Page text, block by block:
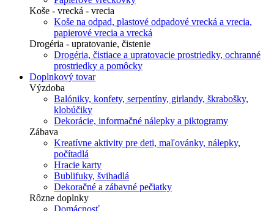
Koše - vrecká - vrecia
Koše na odpad, plastové odpadové vrecká a vrecia,
papierové vrecia a vrecká
Drogéria - upratovanie, čistenie
Drogéria, čistiace a upratovacie prostriedky, ochranné
prostriedky a pomôcky
Doplnkový tovar
Výzdoba
Balóniky, konfety, serpentíny, girlandy, škrabošky,
klobúčiky
Dekorácie, informačné nálepky a piktogramy
Zábava
Kreatívne aktivity pre deti, maľovánky, nálepky,
počítadlá
Hracie karty
Bublifuky, švihadlá
Dekoračné a zábavné pečiatky
Rôzne doplnky
Domácnosť